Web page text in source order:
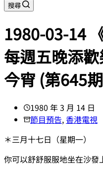
搜尋
1980-03-14
每週五晚添
今宵 (第645
1980 年 3 月 14 日
節目預告,香港電視
＊三月十七日（星期一）
你可以舒舒服服地坐在沙發